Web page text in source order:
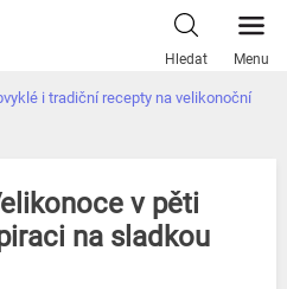
Hledat Menu
i tradiční recepty na velikonoční
v pěti
na sladkou